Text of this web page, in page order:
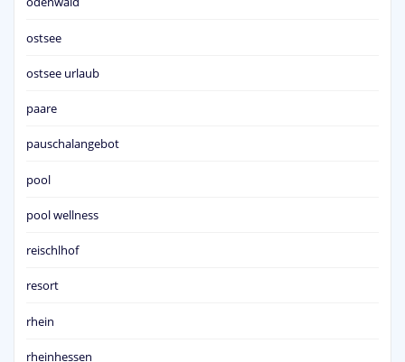
ostsee
ostsee urlaub
paare
pauschalangebot
pool
pool wellness
reischlhof
resort
rhein
rheinhessen